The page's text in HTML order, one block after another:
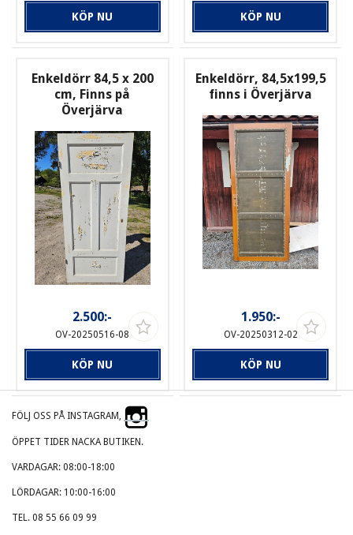
KÖP NU KÖP NU
Enkeldörr 84,5 x 200
cm, Finns på
Överjärva
2.500:-
OV-20250516-08
KÖP NU
Enkeldörr, 84,5x199,5
finns i Överjärva
1.950:-
OV-20250312-02
KÖP NU
FÖLJ OSS PÅ INSTAGRAM,
ÖPPET TIDER NACKA BUTIKEN.
VARDAGAR: 08:00-18:00
LÖRDAGAR: 10:00-16:00
TEL. 08 55 66 09 99